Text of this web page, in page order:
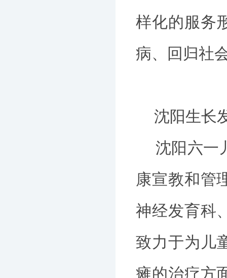
样化的服务
病、回归社
沈阳生长
沈阳六一
康宣教和管
神经发育科
致力于为儿
瘫的治疗方